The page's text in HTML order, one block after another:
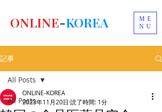
ME
NU
ONLINE-KOREA
記事
All Posts
All Posts
ONLINE-KOREA
2023年11月20日 読了時間: 1分